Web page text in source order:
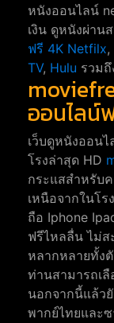
หนังออนไลน์
เงิน ดูหนังผ่าน
ฟรี 4K Netfilx,
TV, Hulu รวม
ออนไลน์
เว็บดูหนังออน
โรงล่าสุด HD
กระแสสำหรับ
เหนือจากในโ
ถือ Iphone
ฟรีไหลลื่น ไม่ส
หลากหลายทั้งตั
ท่านสามารถเ
นอกจากนี้แล้ว
พากย์ไทยและ